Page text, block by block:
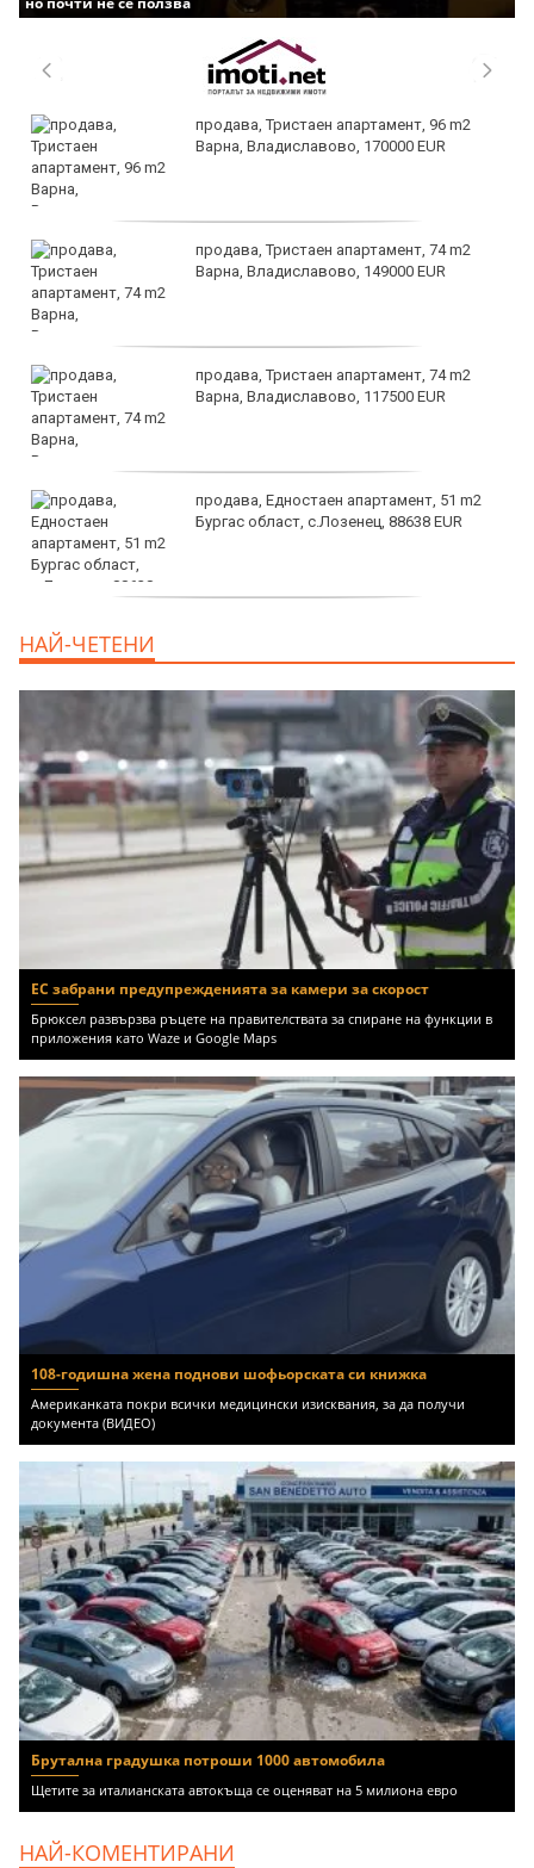
продава, Тристаен апартамент, 96 m2
Варна, Владиславово, 170000 EUR
продава, Тристаен апартамент, 74 m2
Варна, Владиславово, 149000 EUR
продава, Тристаен апартамент, 74 m2
Варна, Владиславово, 117500 EUR
продава, Едностаен апартамент, 51 m2
Бургас област, с.Лозенец, 88638 EUR
EUR
НАЙ-ЧЕТЕНИ
ЕС забрани предупрежденията за камери за скорост
Брюксел развързва ръцете на правителствата за спиране на функции в
приложения като Waze и Google Maps
108-годишна жена поднови шофьорската си книжка
Американката покри всички медицински изисквания, за да получи
документа (ВИДЕО)
Брутална градушка потроши 1000 автомобила
Щетите за италианската автокъща се оценяват на 5 милиона евро
НАЙ-КОМЕНТИРАНИ